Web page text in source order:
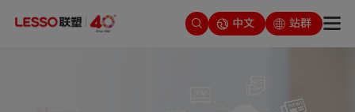
中文 站群